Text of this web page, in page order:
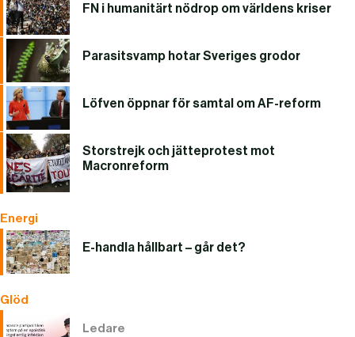
FN i humanitärt nödrop om världens kriser
Parasitsvamp hotar Sveriges grodor
Löfven öppnar för samtal om AF-reform
Storstrejk och jätteprotest mot
Macronreform
Energi
E-handla hållbart – går det?
Glöd
Ledare